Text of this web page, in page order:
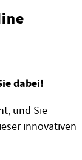
dabei!
und Sie
innovativen